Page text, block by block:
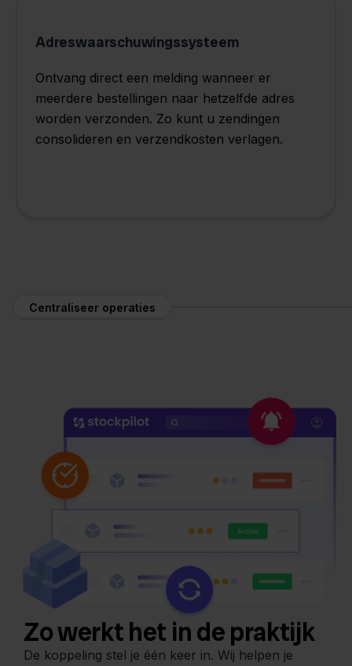
Adreswaarschuwingssysteem
Ontvang direct een melding wanneer er
meerdere bestellingen naar hetzelfde adres
worden verzonden. Zo kunt u zendingen
consolideren en verzendkosten verlagen.
Centraliseer operaties
Zo werkt het in de praktijk
De koppeling stel je één keer in. Wij helpen je